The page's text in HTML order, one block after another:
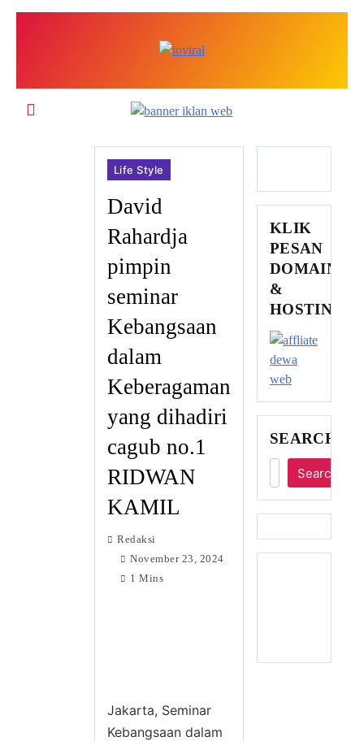
Life Style
David
Rahardja
pimpin
seminar
Kebangsaan
dalam
Keberagaman
yang dihadiri
cagub no.1
RIDWAN
KAMIL
Redaksi
November 23, 2024
1 Mins
Jakarta, Seminar
Kebangsaan dalam
KLIK
PESAN
DOMAIN
&
HOSTING
SEARCH
Search